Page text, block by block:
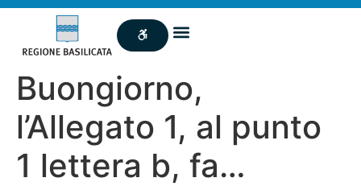
Buongiorno,
l’Allegato 1, al punto
1 lettera b, fa…